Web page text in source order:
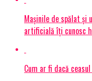
Mașinile de spălat și
artificială îți cunosc
Cum ar fi dacă